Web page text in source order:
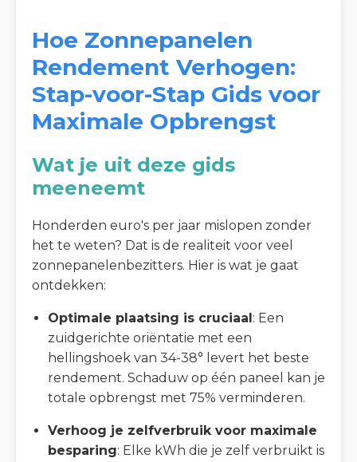
Hoe Zonnepanelen
Rendement Verhogen:
Stap-voor-Stap Gids voor
Maximale Opbrengst
Wat je uit deze gids
meeneemt
Honderden euro's per jaar mislopen zonder
het te weten? Dat is de realiteit voor veel
zonnepanelenbezitters. Hier is wat je gaat
ontdekken:
Optimale plaatsing is cruciaal: Een
zuidgerichte oriëntatie met een
hellingshoek van 34-38° levert het beste
rendement. Schaduw op één paneel kan je
totale opbrengst met 75% verminderen.
Verhoog je zelfverbruik voor maximale
besparing: Elke kWh die je zelf verbruikt is